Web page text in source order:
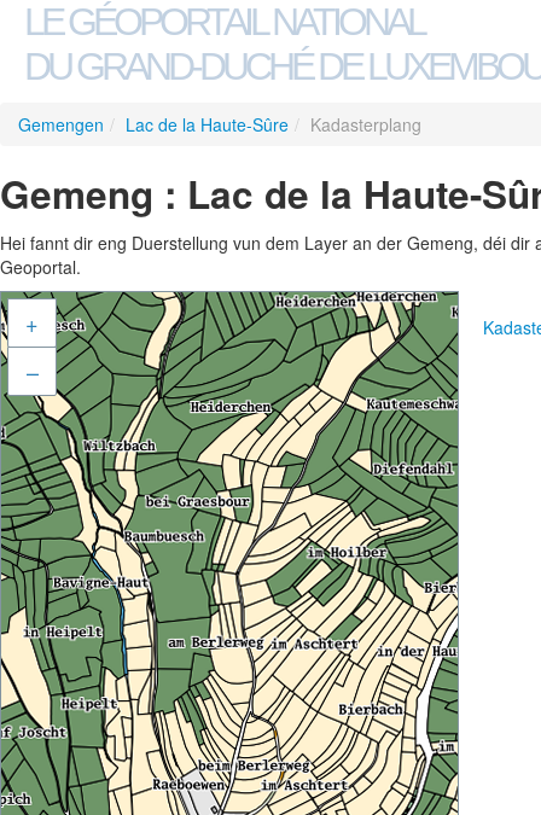
LE GÉOPORTAIL NATIONAL
DU GRAND-DUCHÉ DE
Gemengen / Lac de la Haute-Sûre / Kadasterplang
Gemeng : Lac de la Haute-
Hei fannt dir eng Duerstellung vun dem Layer an der Gemeng, déi
Geoportal.
+
–